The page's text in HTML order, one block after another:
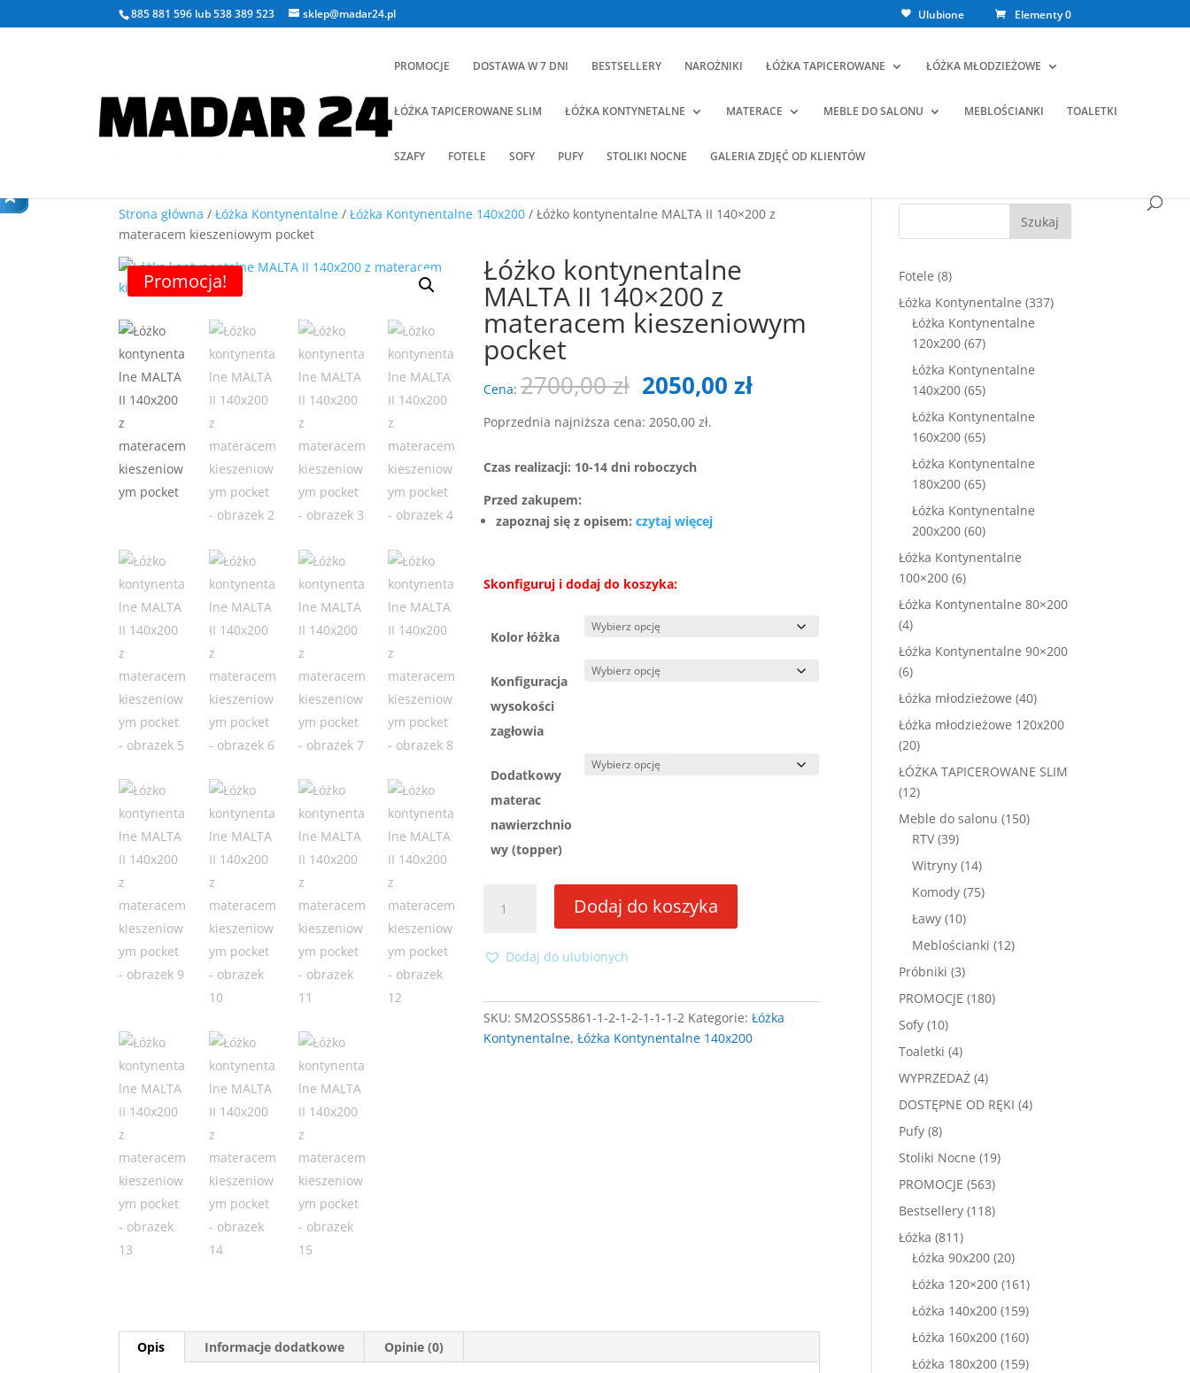
885 881 596 lub538 389 523 sklep@madar24.pl Ulubione Elementy 0
PROMOCJE DOSTAWA W 7 DNI BESTSELLERY NAROŻNIKI ŁÓŻKA TAPICEROWANE ŁÓŻKA MŁODZIEŻOWE
ŁÓŻKA TAPICEROWANE SLIM ŁÓŻKA KONTYNETALNE MATERACE MEBLE DO SALONU MEBLOŚCIANKI TOALETKI
SZAFY FOTELE SOFY PUFY STOLIKI NOCNE GALERIA ZDJĘĆ OD KLIENTÓW
Strona główna /Łóżka Kontynentalne /Łóżka Kontynentalne 140x200 / Łóżko kontynentalne MALTA II 140×200 z
materacem kieszeniowym pocket
Promocja! Łóżko kontynentalne
MALTA II 140×200 z
materacem kieszeniowym
pocket
Cena:2700,00zł Pierwotna
cena
wynosiła:
2050,00złAktualna
Poprzednia najniższa cena:2050,00zł.
Czas realizacji: 10-14 dni roboczych
Przed zakupem:
zapoznaj się z opisem:czytaj więcej
Skonfiguruj i dodaj do koszyka:
Kolor łóżka
Konfiguracja
wysokości
zagłowia
Dodatkowy
materac
nawierzchnio
wy (topper)
Łóżko
kontynentalne
MALTA
z
materacem
Dodaj do koszyka
Dodaj do ulubionych
SKU:SM2OSS5861-1-2-1-2-1-1-1-2 Kategorie:Łóżka
Kontynentalne,Łóżka Kontynentalne 140x200
Opis Informacje dodatkowe Opinie (0)
Szukaj
Fotele 88
produktów
Łóżka Kontynentalne 337337
Łóżka Kontynentalne
120x200 6767
produktów
Łóżka Kontynentalne
140x200 6565
produktów
Łóżka Kontynentalne
160x200 6565
produktów
Łóżka Kontynentalne
180x200 6565
produktów
Łóżka Kontynentalne
200x200 6060
produktów
Łóżka Kontynentalne
100×200 66
produktów
Łóżka Kontynentalne 80×200
44
produkty
Łóżka Kontynentalne 90×200
66
produktów
Łóżka młodzieżowe 4040
produktów
Łóżka młodzieżowe 120x200
2020
produktów
ŁÓŻKA TAPICEROWANE SLIM
1212
produktów
Meble do salonu 150150
RTV 3939
produktów
Witryny 1414
produktów
Komody 7575
Ławy 1010
produktów
Meblościanki 1212
Próbniki 33
produkty
PROMOCJE 180180
Sofy 1010
produktów
Toaletki 44
produkty
WYPRZEDAŻ 44
produkty
DOSTĘPNE OD RĘKI 44
Pufy 88
produktów
Stoliki Nocne 1919
PROMOCJE 563563
produkty
Bestsellery 118118
Łóżka 811811
produktów
Łóżka 90x200 2020
produktów
Łóżka 120×200 161161
produktów
Łóżka 140x200 159159
produktów
Łóżka 160x200 160160
produktów
Łóżka 180x200 159159